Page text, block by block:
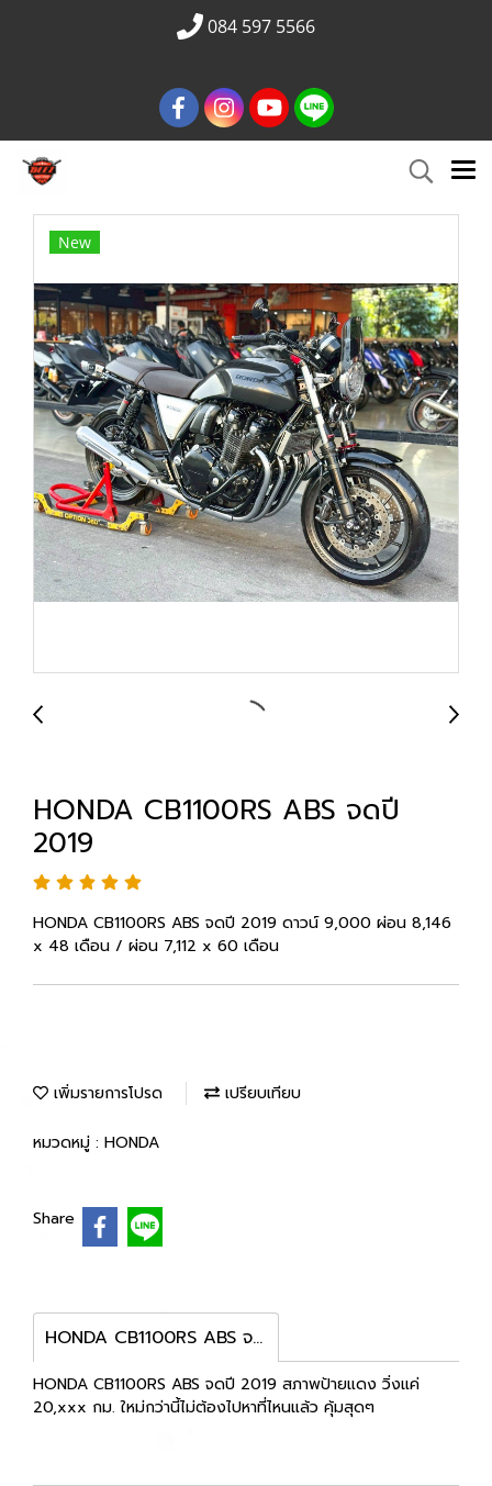
084 597 5566
New
HONDA CB1100RS ABS จดปี
2019
HONDA CB1100RS ABS จดปี 2019 ดาวน์ 9,000 ผ่อน 8,146
x 48 เดือน / ผ่อน 7,112 x 60 เดือน
เพิ่มรายการโปรด เปรียบเทียบ
หมวดหมู่ : HONDA
Share
HONDA CB1100RS ABS จดปี 2019
HONDA CB1100RS ABS จดปี 2019 สภาพป้ายแดง วิ่งแค่
20,xxx กม. ใหม่กว่านี้ไม่ต้องไปหาที่ไหนแล้ว คุ้มสุดๆ